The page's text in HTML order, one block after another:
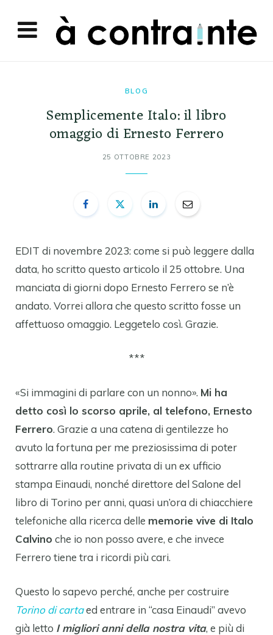
BLOG
Semplicemente Italo: il libro
omaggio di Ernesto Ferrero
25 OTTOBRE 2023
EDIT di novembre 2023: come si può leggere dalla
data, ho scritto questo articolo il 25 ottobre. Una
manciata di giorni dopo Ernesto Ferrero se n’è
andato. Vorrei allora che questo scritto fosse un
affettuoso omaggio. Leggetelo così. Grazie.
***
«Si immagini di parlare con un nonno». Mi ha
detto così lo scorso aprile, al telefono, Ernesto
Ferrero. Grazie a una catena di gentilezze ho
avuto la fortuna per me preziosissima di poter
sottrarre alla routine privata di un ex ufficio
stampa Einaudi, nonché direttore del Salone del
libro di Torino per anni, quasi un’ora di chiacchiere
telefoniche alla ricerca delle memorie vive di Italo
Calvino che io non posso avere, e che invece
Ferrero tiene tra i ricordi più cari.
Questo lo sapevo perché, anche per costruire
Torino di cartaed entrare in “casa Einaudi” avevo
già letto I migliori anni della nostra vita, e più di